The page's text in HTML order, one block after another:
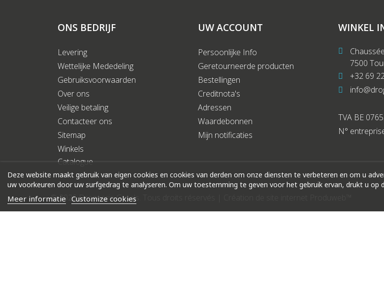
ONS BEDRIJF
Levering
Wettelijke Mededeling
Gebruiksvoorwaarden
Over ons
Veilige betaling
Contacteer ons
Sitemap
Winkels
Catalogue
UW ACCOUNT
Persoonlijke Info
Geretourneerde producten
Bestellingen
Creditnota's
Adressen
Waardebonnen
Mijn notificaties
WINKEL
7500
+32 69
TVA BE
N°
Deze website maakt gebruik van eigen cookies en cookies van derden om onze diensten te verbeteren en om u
uw voorkeuren door uw surfgedrag te analyseren. Om uw toestemming te geven voor het gebruik ervan, drukt u op
Meer informatie Customize cookies
© 2026 Droguerie Gysels. Tous droits réservés |